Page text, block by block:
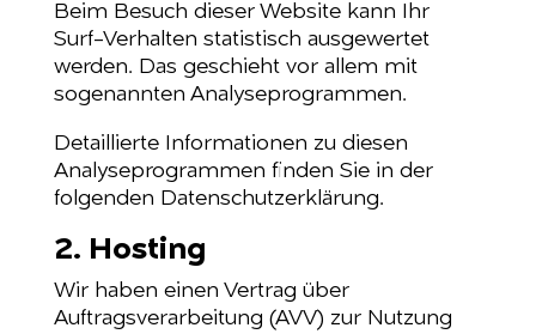
Beim Besuch dieser Website kann Ihr
Surf-Verhalten statistisch ausgewertet
werden. Das geschieht vor allem mit
sogenannten Analyseprogrammen.
Detaillierte Informationen zu diesen
Analyseprogrammen finden Sie in der
folgenden Datenschutzerklärung.
2. Hosting
Wir haben einen Vertrag über
Auftragsverarbeitung (AVV) zur Nutzung